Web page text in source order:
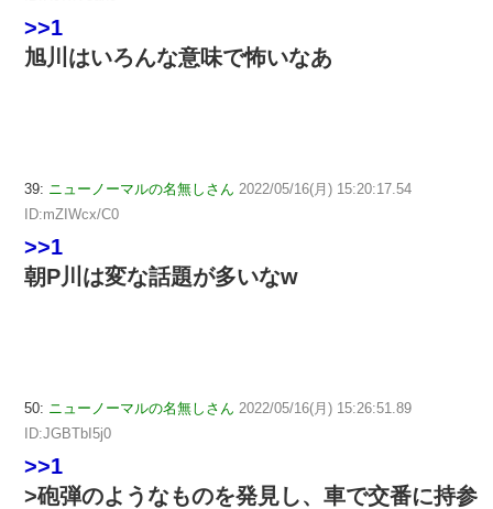
>>1
旭川はいろんな意味で怖いなあ
39: ニューノーマルの名無しさん 2022/05/16(月) 15:20:17.54
ID:mZIWcx/C0
>>1
朝P川は変な話題が多いなw
50: ニューノーマルの名無しさん 2022/05/16(月) 15:26:51.89
ID:JGBTbI5j0
>>1
>砲弾のようなものを発見し、車で交番に持参